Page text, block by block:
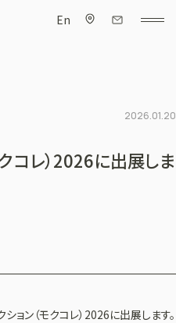
En
2026.01.20
コレ）2026に出展しま
ン（モクコレ）2026に出展します。